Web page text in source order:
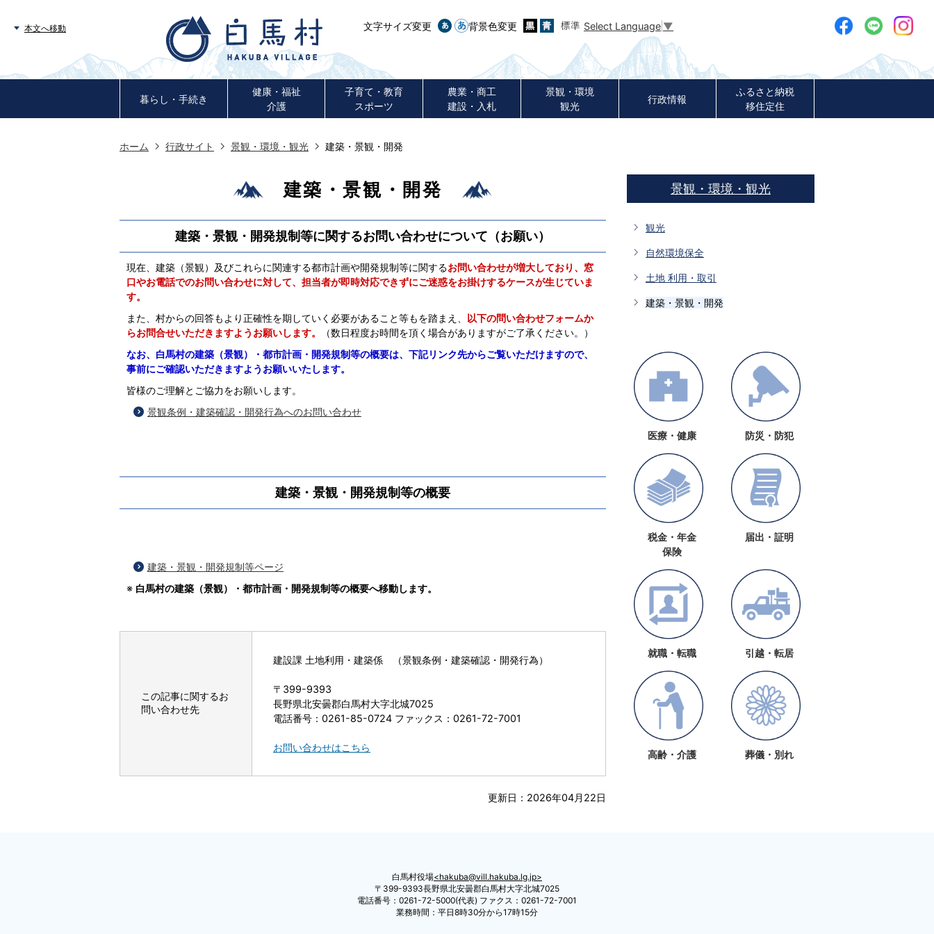
本文へ移動 文字サイズ変更 背景色変更 Select Language ▼
暮らし・手続き
健康・福祉
介護
子育て・教育
スポーツ
農業・商工
建設・入札
景観・環境
観光
行政情報
ふるさと納税
移住定住
ホーム 行政サイト 景観・環境・観光 建築・景観・開発
建築・景観・開発
建築・景観・開発規制等に関するお問い合わせについて（お願い）
現在、建築（景観）及びこれらに関連する都市計画や開発規制等に関するお問い合わせが増大しており、窓
口やお電話でのお問い合わせに対して、担当者が即時対応できずにご迷惑をお掛けするケースが生じていま
す。
また、村からの回答もより正確性を期していく必要があること等もを踏まえ、 以下の問い合わせフォームか
らお問合せいただきますようお願いします。
（数日程度お時間を頂く場合がありますがご了承ください。）
なお、白馬村の建築（景観）・都市計画・開発規制等の概要は、下記リンク先からご覧いただけますので、
事前にご確認いただきますようお願いいたします。
皆様のご理解とご協力をお願いします。
景観条例・建築確認・開発行為へのお問い合わせ
建築・景観・開発規制等の概要
建築・景観・開発規制等ページ
※ 白馬村の建築（景観）・都市計画・開発規制等の概要へ移動します。
この記事に関するお
問い合わせ先
建設課 土地利用・建築係 （景観条例・建築確認・開発行為）
〒399-9393
長野県北安曇郡白馬村大字北城7025
電話番号：0261-85-0724 ファックス：0261-72-7001
お問い合わせはこちら
更新日：2026年04月22日
景観・環境・観光
観光
自然環境保全
土地 利用・取引
建築・景観・開発
医療・健康 防災・防犯
税金・年金
保険
届出・証明
就職・転職 引越・転居
高齢・介護 葬儀・別れ
白馬村役場 hakuba@vill.hakuba.lg.jp
〒399-9393長野県北安曇郡白馬村大字北城7025
電話番号：0261-72-5000(代表) ファクス：0261-72-7001
業務時間：平日8時30分から17時15分